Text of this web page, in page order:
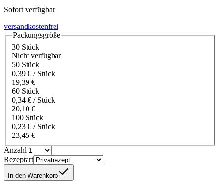
Sofort verfügbar
versandkostenfrei
Packungsgröße
30 Stück
Nicht verfügbar
50 Stück
0,39 € / Stück
19,39 €
60 Stück
0,34 € / Stück
20,10 €
100 Stück
0,23 € / Stück
23,45 €
Anzahl
Rezeptart
In den Warenkorb